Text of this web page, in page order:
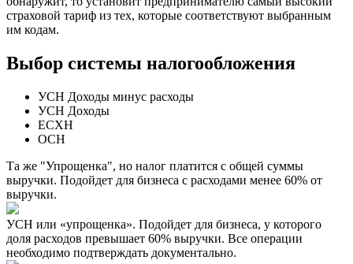
страховой тариф из тех, которые соответствуют выбранным
им кодам.
Выбор системы налогообложения
УСН Доходы минус расходы
УСН Доходы
ЕСХН
ОСН
Та же "Упрощенка", но налог платится с общей суммы
выручки. Подойдет для бизнеса с расходами менее 60% от
выручки.
УСН или «упрощенка». Подойдет для бизнеса, у которого
доля расходов превышает 60% выручки. Все операции
необходимо подтверждать документально.